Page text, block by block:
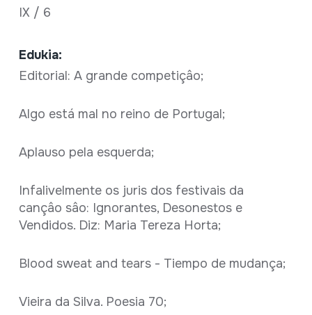
IX / 6
Edukia:
Editorial: A grande competiçâo;
Algo está mal no reino de Portugal;
Aplauso pela esquerda;
Infalivelmente os juris dos festivais da
cançâo sâo: Ignorantes, Desonestos e
Vendidos. Diz: Maria Tereza Horta;
Blood sweat and tears - Tiempo de mudança;
Vieira da Silva. Poesia 70;